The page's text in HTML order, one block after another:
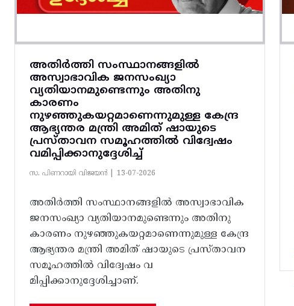
അതിർത്തി സംസ്ഥാനങ്ങളിൽ
അസ്വാഭാവിക ജനസംഖ്യാ
വ്യതിയാനമുണ്ടെന്നും അതിനു
കാരണം
നുഴഞ്ഞുകയറ്റമാണെന്നുമുള്ള കേന്ദ്ര
ആഭ്യന്തര മന്ത്രി അമിത് ഷായുടെ
പ്രസ്താവന സമൂഹത്തിൽ വിദ്വേഷം
വമിപ്പിക്കാനുദ്ദേശിച്ച്
സ. പിണറായി വിജയൻ | 13-07-2026
അതിർത്തി സംസ്ഥാനങ്ങളിൽ അസ്വാഭാവിക
ജനസംഖ്യാ വ്യതിയാനമുണ്ടെന്നും അതിനു
കാരണം നുഴഞ്ഞുകയറ്റമാണെന്നുമുള്ള കേന്ദ്ര
ആഭ്യന്തര മന്ത്രി അമിത് ഷായുടെ പ്രസ്താവന
സമൂഹത്തിൽ വിദ്വേഷം വ
മിപ്പിക്കാനുദ്ദേശിച്ചാണ്.